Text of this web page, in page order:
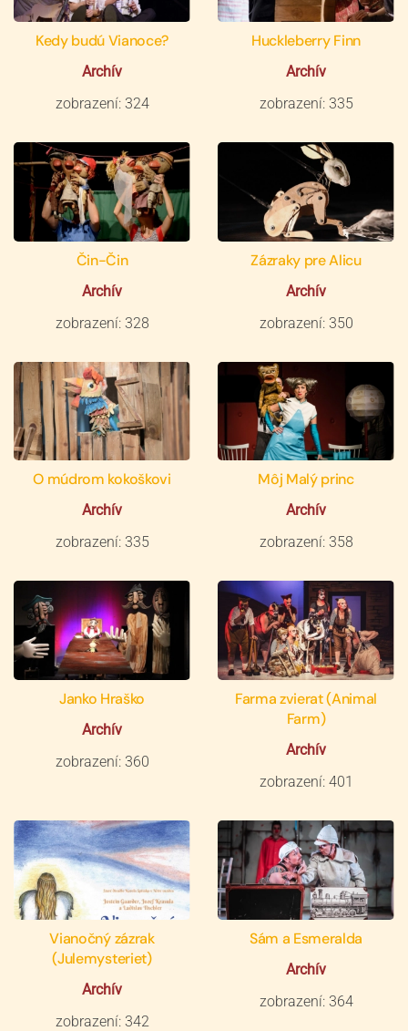
Kedy budú Vianoce?
Archív
zobrazení: 324
Huckleberry Finn
Archív
zobrazení: 335
Čin-Čin
Archív
zobrazení: 328
Zázraky pre Alicu
Archív
zobrazení: 350
O múdrom kokoškovi
Archív
zobrazení: 335
Môj Malý princ
Archív
zobrazení: 358
Janko Hraško
Archív
zobrazení: 360
Farma zvierat (Animal
Farm)
Archív
zobrazení: 401
Vianočný zázrak
(Julemysteriet)
Archív
zobrazení: 342
Sám a Esmeralda
Archív
zobrazení: 364